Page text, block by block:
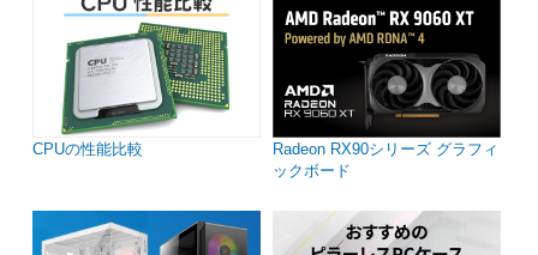
CPUの性能比較
Radeon RX90シリーズ グラフィ
ックボード